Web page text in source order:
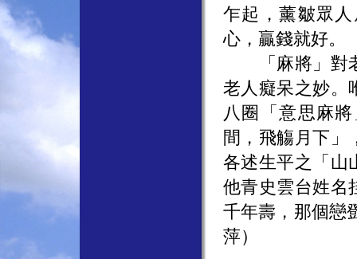
乍起，薰皺眾
心，贏錢就好。
「麻將」對老
老人癡呆之妙。
八圈「意思麻
間，飛觴月下」
各述生平之「山
他青史雲台姓名
千年壽，那個戀
萍）